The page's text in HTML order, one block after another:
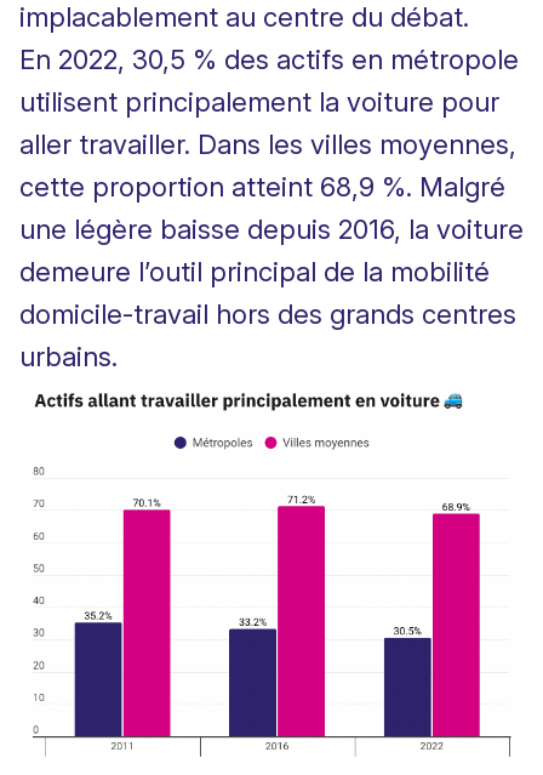
implacablement au centre du débat.
En 2022, 30,5 % des actifs en métropole
utilisent principalement la voiture pour
aller travailler. Dans les villes moyennes,
cette proportion atteint 68,9 %. Malgré
une légère baisse depuis 2016, la voiture
demeure l’outil principal de la mobilité
domicile-travail hors des grands centres
urbains.